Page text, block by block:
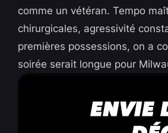
comme un vétéran. Tempo
chirurgicales, agressivité
premières possessions, on a
soirée serait longue pour